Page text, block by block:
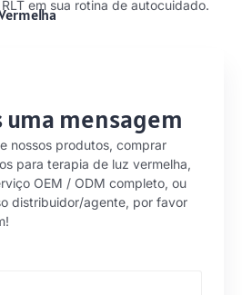
em sua rotina de autocuidado.
uma mensagem
nossos produtos, comprar
para terapia de luz vermelha,
OEM / ODM completo, ou
distribuidor/agente, por favor